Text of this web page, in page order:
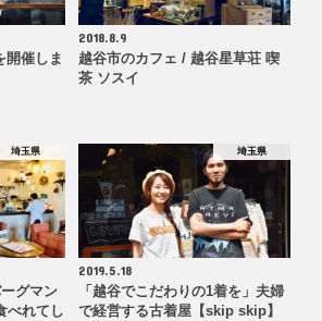
開催しま
2018.8.9
越谷市のカフェ / 越谷星草荘 喫
茶 ソスイ
埼玉県
グマン
べれてし
埼玉県
2019.5.18
「越谷でこだわりの1着を」夫婦
で経営する古着屋【skip skip】